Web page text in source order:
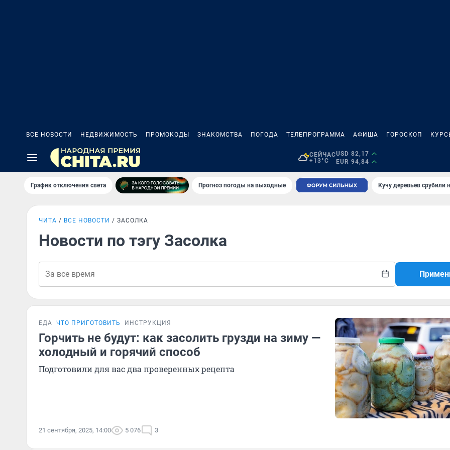
ВСЕ НОВОСТИ НЕДВИЖИМОСТЬ ПРОМОКОДЫ ЗНАКОМСТВА ПОГОДА ТЕЛЕПРОГРАММА АФИША ГОРОСКОП
СЕЙЧАС
+13°C
USD 82,17
EUR 94,84
График отключения света Прогноз погоды на выходные Кучу деревьев срубили
ЧИТА ВСЕ НОВОСТИ ЗАСОЛКА
Новости по тэгу Засолка
ЕДА ЧТО ПРИГОТОВИТЬ ИНСТРУКЦИЯ
Горчить не будут: как засолить грузди на зиму —
холодный и горячий способ
Подготовили для вас два проверенных рецепта
21 сентября, 2025, 14:00 5 076 3